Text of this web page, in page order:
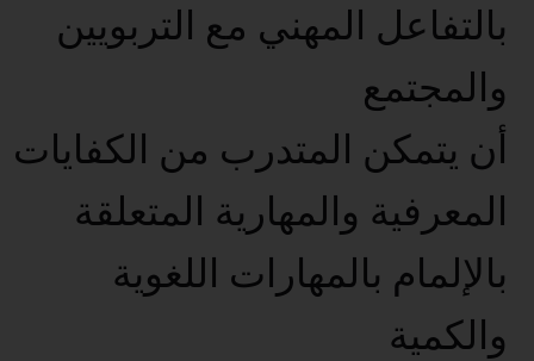
بالتفاعل المهني مع التربويين
والمجتمع
أن يتمكن المتدرب من الكفايات
المعرفية والمهارية المتعلقة
بالإلمام بالمهارات اللغوية
والكمية